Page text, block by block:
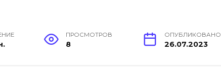
ПРОСМОТРОВ
8
ОПУБЛИКОВАНО
26.07.2023